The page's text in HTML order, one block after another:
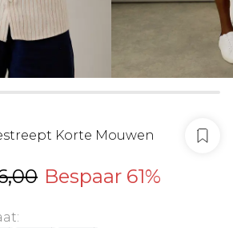
Korte Mouwen
Bespaar 61%
: